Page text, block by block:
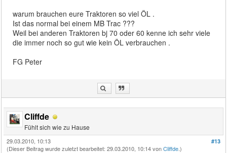
warum brauchen eure Traktoren so viel ÖL .
Ist das normal bei einem MB Trac ???
Weil bei anderen Traktoren bj 70 oder 60 kenne ich sehr viele
die immer noch so gut wie kein ÖL verbrauchen .
FG Peter
Cliffde
Fühlt sich wie zu Hause
#13
29.03.2010, 10:13
(Dieser Beitrag wurde zuletzt bearbeitet: 29.03.2010, 10:14 vonCliffde.)